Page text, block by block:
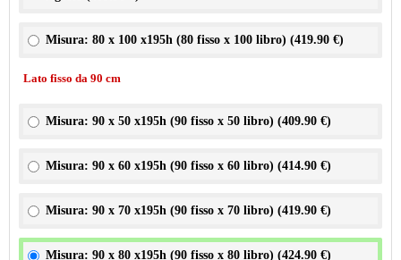
Misura: 80 x 100 x195h (80 fisso x 100 libro) (419.90 €)
Lato fisso da 90 cm
Misura: 90 x 50 x195h (90 fisso x 50 libro) (409.90 €)
Misura: 90 x 60 x195h (90 fisso x 60 libro) (414.90 €)
Misura: 90 x 70 x195h (90 fisso x 70 libro) (419.90 €)
Misura: 90 x 80 x195h (90 fisso x 80 libro) (424.90 €)